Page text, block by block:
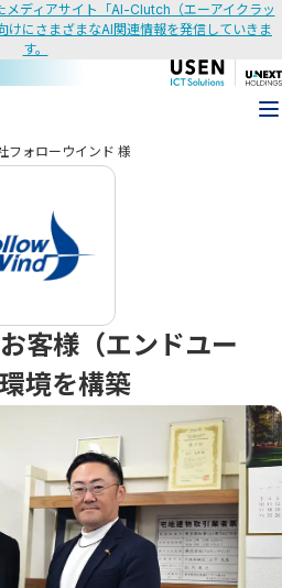
ディアサイト「AI-Clutch（エーアイクラッ
けにさまざまなAI関連情報を発信していきま
す。
フォローウインド 様
客様（エンドユー
境を構築